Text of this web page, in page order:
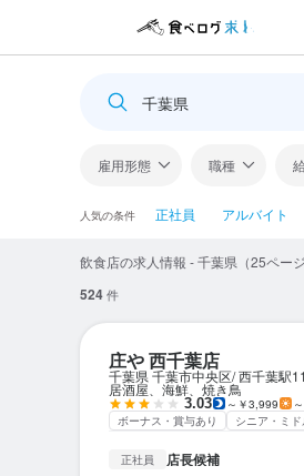
千葉県
雇用形態 職種
人気の条件 正社員 アルバイト
飲食店の求人情報 - 千葉県（25ページ
524件
庄や 西千葉店
千葉県 千葉市中央区 西千葉駅
居酒屋、海鮮、焼き鳥
3.03 ～￥3,999
ボーナス・賞与あり
シニア・ミ
正社員 店長候補